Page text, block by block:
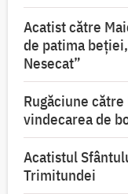
Acatist către
de patima
Nesecat”
Rugăciune
vindecarea de
Acatistul
Trimitundei